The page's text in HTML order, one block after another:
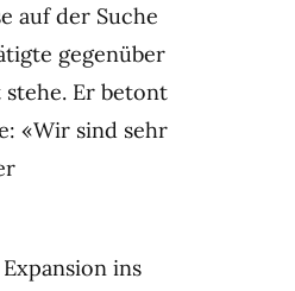
auf der Suche
gegenüber
Er betont
«Wir sind sehr
ins